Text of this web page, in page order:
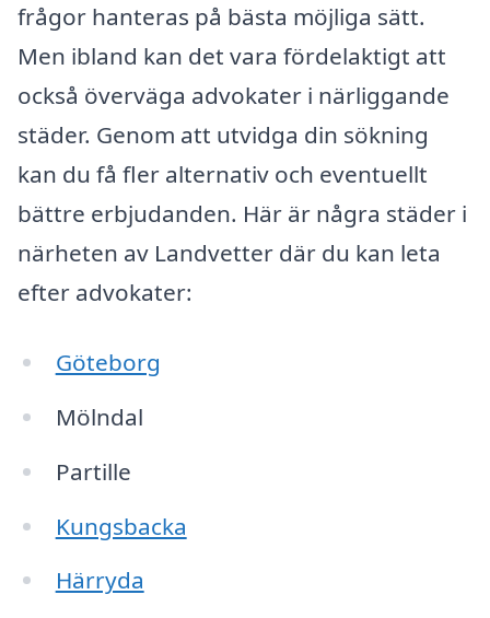
frågor hanteras på bästa möjliga sätt.
Men ibland kan det vara fördelaktigt att
också överväga advokater i närliggande
städer. Genom att utvidga din sökning
kan du få fler alternativ och eventuellt
bättre erbjudanden. Här är några städer i
närheten av Landvetter där du kan leta
efter advokater:
Göteborg
Mölndal
Partille
Kungsbacka
Härryda